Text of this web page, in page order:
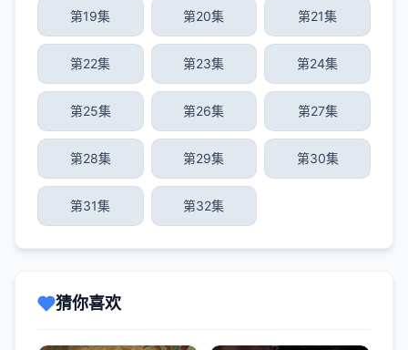
第19集 第20集 第21集
第22集 第23集 第24集
第25集 第26集 第27集
第28集 第29集 第30集
第31集 第32集
猜你喜欢